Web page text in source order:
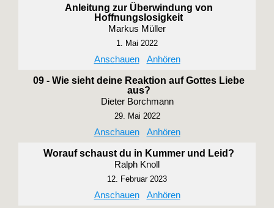
Anleitung zur Überwindung von
Hoffnungslosigkeit
Markus Müller
1. Mai 2022
Anschauen Anhören
09 - Wie sieht deine Reaktion auf Gottes Liebe
aus?
Dieter Borchmann
29. Mai 2022
Anschauen Anhören
Worauf schaust du in Kummer und Leid?
Ralph Knoll
12. Februar 2023
Anschauen Anhören